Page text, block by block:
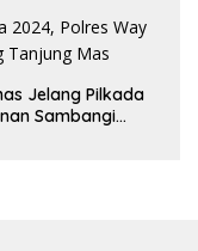
Terpilih Periode
Jelang Pilkada
Sambangi